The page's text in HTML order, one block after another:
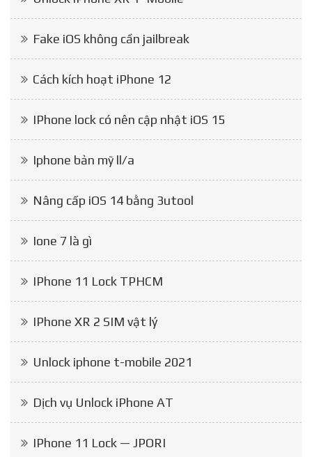
Fake iOS không cần jailbreak
Cách kích hoạt iPhone 12
IPhone lock có nên cập nhật iOS 15
Iphone bản mỹ ll/a
Nâng cấp iOS 14 bằng 3utool
Ione 7 là gì
IPhone 11 Lock TPHCM
IPhone XR 2 SIM vật lý
Unlock iphone t-mobile 2021
Dịch vụ Unlock iPhone AT
IPhone 11 Lock — JPORI